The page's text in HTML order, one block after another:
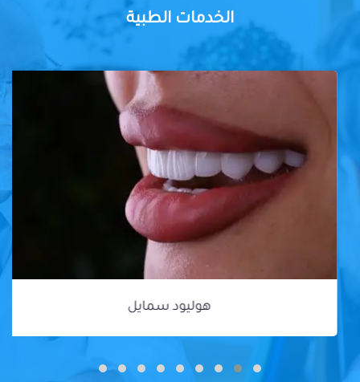
الخدمات الطبية
هوليود سمايل